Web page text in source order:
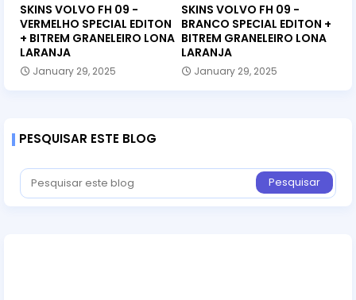
SKINS VOLVO FH 09 -
VERMELHO SPECIAL EDITON
+ BITREM GRANELEIRO LONA
LARANJA
January 29, 2025
SKINS VOLVO FH 09 -
BRANCO SPECIAL EDITON +
BITREM GRANELEIRO LONA
LARANJA
January 29, 2025
PESQUISAR ESTE BLOG